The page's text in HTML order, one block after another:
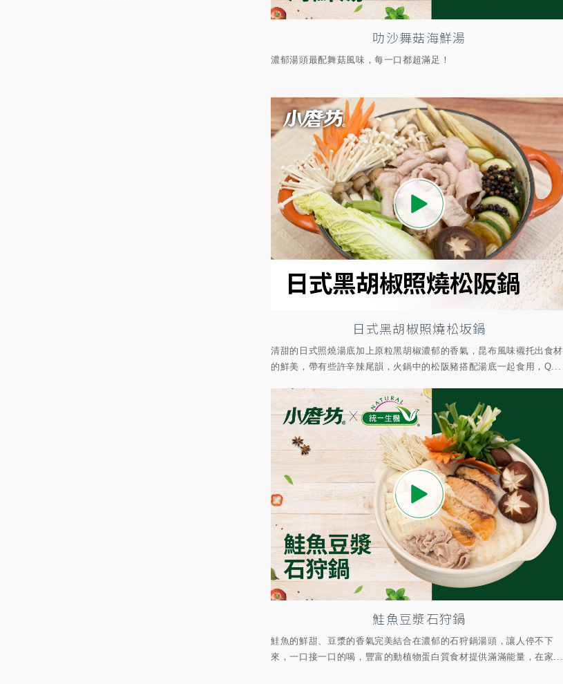
叻沙舞菇海鮮湯
濃郁湯頭最配舞菇風味，每一口都超滿足！
日式黑胡椒照燒松坂鍋
清甜的日式照燒湯底加上原粒黑胡椒濃郁的香氣，昆布風味襯托出食材
的鮮美，帶有些許辛辣尾韻，火鍋中的松阪豬搭配湯底一起食用，Q...
鮭魚豆漿石狩鍋
鮭魚的鮮甜、豆漿的香氣完美結合在濃郁的石狩鍋湯頭，讓人停不下
來，一口接一口的喝，豐富的動植物蛋白質食材提供滿滿能量，在家...